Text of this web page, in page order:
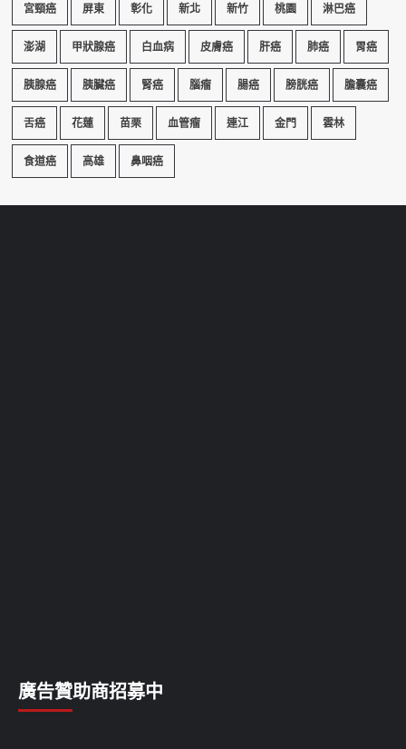
宮頸癌 屏東 彰化 新北 新竹 桃園 淋巴癌
澎湖 甲狀腺癌 白血病 皮膚癌 肝癌 肺癌 胃癌
胰腺癌 胰臟癌 腎癌 腦瘤 腸癌 膀胱癌 膽囊癌
舌癌 花蓮 苗栗 血管瘤 連江 金門 雲林
食道癌 高雄 鼻咽癌
廣告贊助商招募中